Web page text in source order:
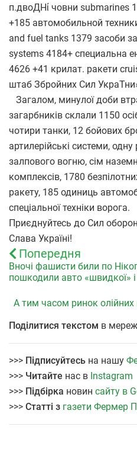
Загалом, минулої доби
загарбників склали 1150
чотири танки, 12 бойових
артилерійські системи,
залпового вогню, сім
комплексів, 1780
ракету, 185 одиниць
спеціальної техніки ворога.
Приєднуйтесь до Сил
Слава Україні!
Попередня
Вночі фашисти били по
пошкодили авто «швидкої» і
А тим часом ринок
Поділитися текстом в
>>> Підписуйтесь на нашу
>>> Читайте нас в Instagram
>>> Підбірка новин сайту в
>>> Статті з газети Фермер